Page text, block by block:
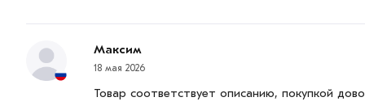
Максим
18 мая 2026
Товар соответствует описанию, покупкой